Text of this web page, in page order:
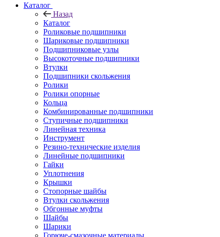
Каталог
Назад
Каталог
Роликовые подшипники
Шариковые подшипники
Подшипниковые узлы
Высокоточные подшипники
Втулки
Подшипники скольжения
Ролики
Ролики опорные
Кольца
Комбинированные подшипники
Ступичные подшипники
Линейная техника
Инструмент
Резино-технические изделия
Линейные подшипники
Гайки
Уплотнения
Крышки
Стопорные шайбы
Втулки скольжения
Обгонные муфты
Шайбы
Шарики
Горюче-смазочные материалы